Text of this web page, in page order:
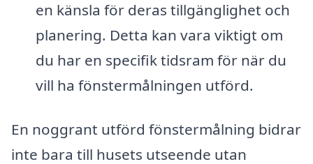
en känsla för deras tillgänglighet och
planering. Detta kan vara viktigt om
du har en specifik tidsram för när du
vill ha fönstermålningen utförd.
En noggrant utförd fönstermålning bidrar
inte bara till husets utseende utan